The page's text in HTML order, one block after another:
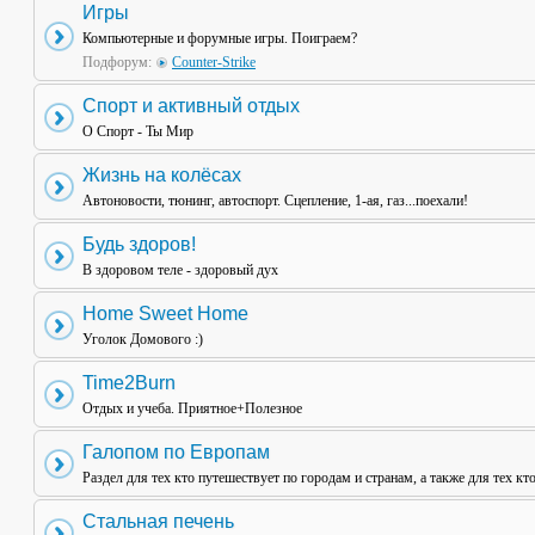
Игры
Компьютерные и форумные игры. Поиграем?
Подфорум:
Counter-Strike
Спорт и активный отдых
О Спорт - Ты Мир
Жизнь на колёсах
Автоновости, тюнинг, автоспорт. Сцепление, 1-ая, газ...поехали!
Будь здоров!
В здоровом теле - здоровый дух
Home Sweet Home
Уголок Домового :)
Time2Burn
Отдых и учеба. Приятное+Полезное
Галопом по Европам
Раздел для тех кто путешествует по городам и странам, а также для тех
Стальная печень